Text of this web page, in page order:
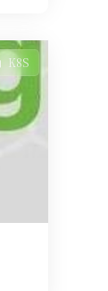
K8S